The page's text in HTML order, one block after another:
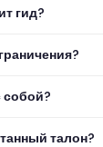
гид?
собой?
талон?